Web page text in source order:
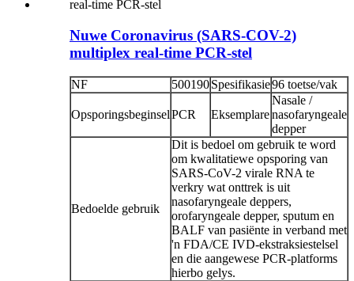
Nuwe Coronavirus (SARS-COV-2)
multiplex real-time PCR-stel
NF 500190Spesifikasie96 toetse/vak
OpsporingsbeginselPCR Eksemplare
Nasale /
nasofaryngeale
depper
Bedoelde gebruik
Dit is bedoel om gebruik te word
om kwalitatiewe opsporing van
SARS-CoV-2 virale RNA te
verkry wat onttrek is uit
nasofaryngeale deppers,
orofaryngeale depper, sputum en
BALF van pasiënte in verband met
'n FDA/CE IVD-ekstraksiestelsel
en die aangewese PCR-platforms
hierbo gelys.